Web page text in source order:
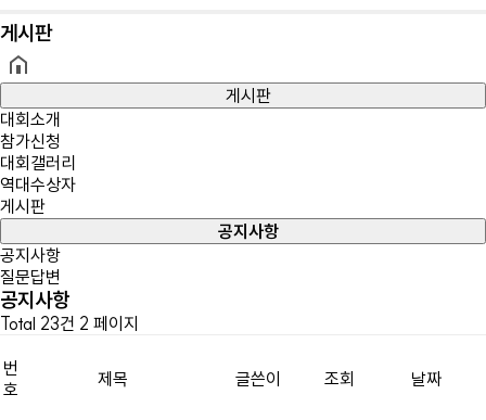
게시판
게시판
대회소개
참가신청
대회갤러리
역대수상자
게시판
공지사항
공지사항
질문답변
공지사항
Total 23건 2 페이지
번
호
제목 글쓴이 조회 날짜